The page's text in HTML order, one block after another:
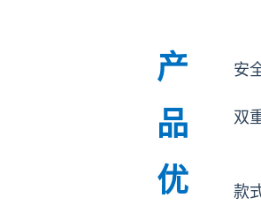
产
品
优
安
双
款